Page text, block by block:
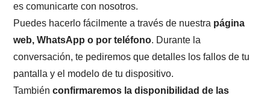
es comunicarte con nosotros.
Puedes hacerlo fácilmente a través de nuestra página
web, WhatsApp o por teléfono. Durante la
conversación, te pediremos que detalles los fallos de tu
pantalla y el modelo de tu dispositivo.
Tambiénconfirmaremos la disponibilidad de las